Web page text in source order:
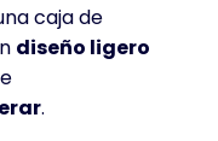
caja de
diseño ligero
.